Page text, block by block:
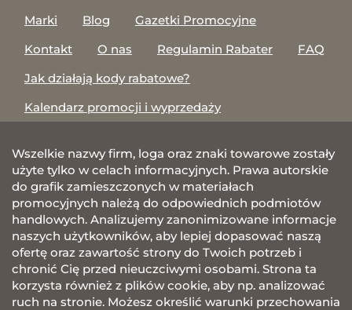
Marki
Blog
Gazetki Promocyjne
Kontakt
O nas Regulamin Rabater
FAQ
Jak działają kody rabatowe?
Kalendarz promocji i wyprzedaży
Wszelkie nazwy firm, loga oraz znaki towarowe zostały
użyte tylko w celach informacyjnych. Prawa autorskie
do grafik zamieszczonych w materiałach
promocyjnych należą do odpowiednich podmiotów
handlowych. Analizujemy zanonimizowane informacje
naszych użytkowników, aby lepiej dopasować naszą
ofertę oraz zawartość strony do Twoich potrzeb i
chronić Cię przed nieuczciwymi osobami. Strona ta
korzysta również z plików cookie, aby np. analizować
ruch na stronie. Możesz określić warunki przechowania